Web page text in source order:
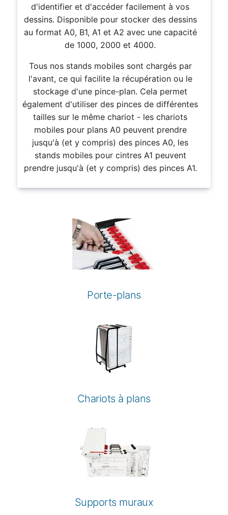
d'identifier et d'accéder facilement à vos
dessins. Disponible pour stocker des dessins
au format A0, B1, A1 et A2 avec une capacité
de 1000, 2000 et 4000.
Tous nos stands mobiles sont chargés par
l'avant, ce qui facilite la récupération ou le
stockage d'une pince-plan. Cela permet
également d'utiliser des pinces de différentes
tailles sur le même chariot - les chariots
mobiles pour plans A0 peuvent prendre
jusqu'à (et y compris) des pinces A0, les
stands mobiles pour cintres A1 peuvent
prendre jusqu'à (et y compris) des pinces A1.
Porte-plans
Chariots à plans
Supports muraux